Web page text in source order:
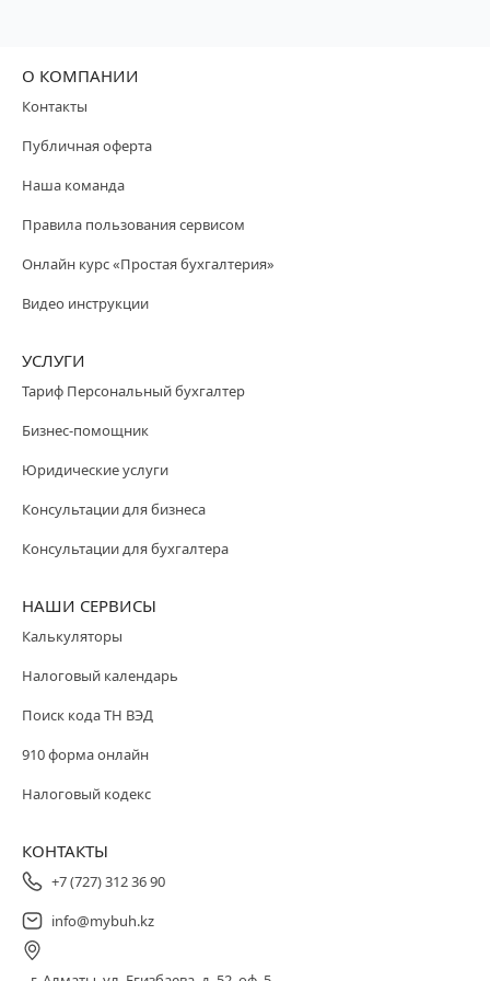
О КОМПАНИИ
Контакты
Публичная оферта
Наша команда
Правила пользования сервисом
Онлайн курс «Простая бухгалтерия»
Видео инструкции
УСЛУГИ
Тариф Персональный бухгалтер
Бизнес-помощник
Юридические услуги
Консультации для бизнеса
Консультации для бухгалтера
НАШИ СЕРВИСЫ
Калькуляторы
Налоговый календарь
Поиск кода ТН ВЭД
910 форма онлайн
Налоговый кодекс
КОНТАКТЫ
+7 (727) 312 36 90
info@mybuh.kz